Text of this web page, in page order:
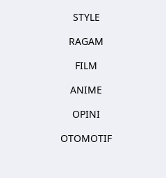
STYLE
RAGAM
FILM
ANIME
OPINI
OTOMOTIF